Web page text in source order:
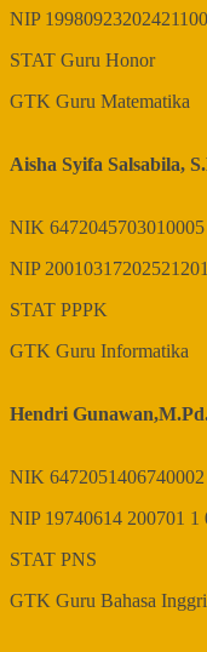
NIP
STAT Guru Honor
GTK Guru Matematika
Aisha Syifa Salsabila,
NIK 6472045703010005
NIP
STAT PPPK
GTK Guru Informatika
Hendri
NIK 6472051406740002
NIP 19740614 200701 1
STAT PNS
GTK Guru Bahasa